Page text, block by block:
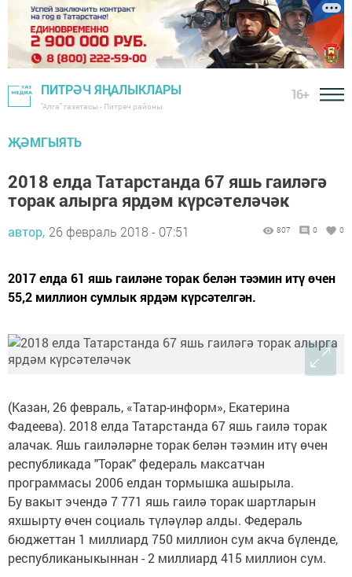
ПИТРӘЧ ЯҢАЛЫКЛАРЫ
"Алга" газетасы - Питрәч районы
16+
ҖӘМГЫЯТЬ
2018 елда Татарстанда 67 яшь гаиләгә
торак алырга ярдәм күрсәтеләчәк
автор, 26 февраль 2018 - 07:51 807 0 0
2017 елда 61 яшь гаиләне торак белән тәэмин итү өчен
55,2 миллион сумлык ярдәм күрсәтелгән.
(Казан, 26 февраль, «Татар-информ», Екатерина
Фадеева). 2018 елда Татарстанда 67 яшь гаилә торак
алачак. Яшь гаиләләрне торак белән тәэмин итү өчен
республикада "Торак" федераль максатчан
программасы 2006 елдан тормышка ашырыла.
Бу вакыт эчендә 7 771 яшь гаилә торак шартларын
яхшырту өчен социаль түләүләр алды. Федераль
бюджеттан 1 миллиард 750 миллион сум акча бүленде,
республиканыкыннан - 2 миллиард 415 миллион сум.